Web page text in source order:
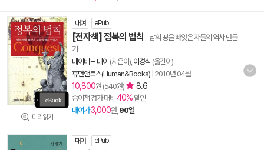
미리읽기
대여 ePub
[전자책] 정복의 법칙 - 남의 땅을 빼앗은 자들의 역사 만들
기
데이비드 데이 (지은이), 이경식 (옮긴이)
휴먼앤북스(Human&Books) 2010년 04월
10,800원 (540원) 8.6
종이책 정가 대비 40%할인
대여가3,000원, 90일
대여 ePub